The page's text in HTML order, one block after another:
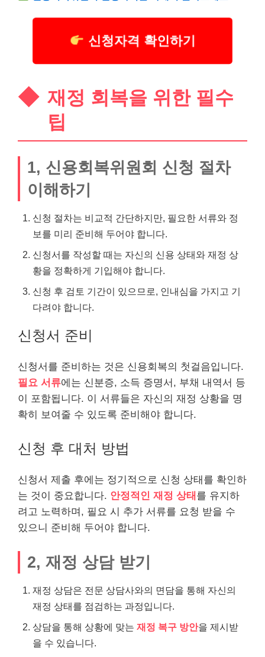
신청자격 확인하기
재정 회복을 위한 필수
팁
1, 신용회복위원회 신청 절차
이해하기
신청 절차는 비교적 간단하지만, 필요한 서류와 정
보를 미리 준비해 두어야 합니다.
신청서를 작성할 때는 자신의 신용 상태와 재정 상
황을 정확하게 기입해야 합니다.
신청 후 검토 기간이 있으므로, 인내심을 가지고 기
다려야 합니다.
신청서 준비
신청서를 준비하는 것은 신용회복의 첫걸음입니다.
필요 서류에는 신분증, 소득 증명서, 부채 내역서 등
이 포함됩니다. 이 서류들은 자신의 재정 상황을 명
확히 보여줄 수 있도록 준비해야 합니다.
신청 후 대처 방법
신청서 제출 후에는 정기적으로 신청 상태를 확인하
는 것이 중요합니다. 안정적인 재정 상태 를 유지하
려고 노력하며, 필요 시 추가 서류를 요청 받을 수
있으니 준비해 두어야 합니다.
2, 재정 상담 받기
재정 상담은 전문 상담사와의 면담을 통해 자신의
재정 상태를 점검하는 과정입니다.
상담을 통해 상황에 맞는 재정 복구 방안을 제시받
을 수 있습니다.